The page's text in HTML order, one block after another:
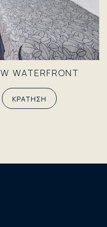
WATERFRONT
ΚΡΑΤΗΣΗ